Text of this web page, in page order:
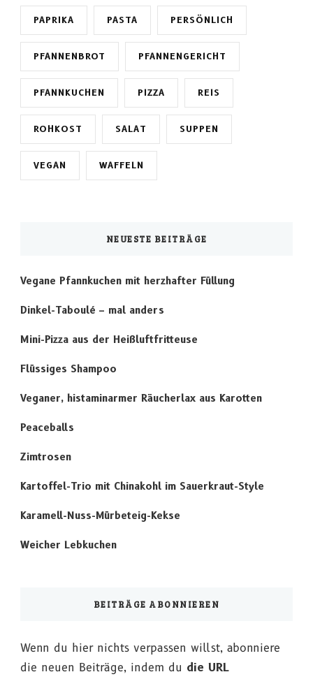
PAPRIKA PASTA PERSÖNLICH
PFANNENBROT PFANNENGERICHT
PFANNKUCHEN PIZZA REIS
ROHKOST SALAT SUPPEN
VEGAN WAFFELN
NEUESTE BEITRÄGE
Vegane Pfannkuchen mit herzhafter Füllung
Dinkel-Taboulé – mal anders
Mini-Pizza aus der Heißluftfritteuse
Flüssiges Shampoo
Veganer, histaminarmer Räucherlax aus Karotten
Peaceballs
Zimtrosen
Kartoffel-Trio mit Chinakohl im Sauerkraut-Style
Karamell-Nuss-Mürbeteig-Kekse
Weicher Lebkuchen
BEITRÄGE ABONNIEREN
Wenn du hier nichts verpassen willst, abonniere
die neuen Beiträge, indem du die URL